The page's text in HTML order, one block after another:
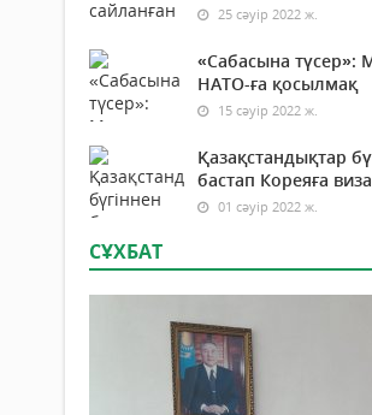
25 сәуір 2022 ж.
«Сабасына түсер»:
НАТО-ға қосылмақ
15 сәуір 2022 ж.
Қазақстандықтар
бастап Кореяға
01 сәуір 2022 ж.
СҰХБАТ